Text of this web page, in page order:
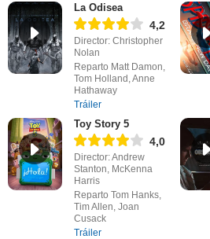
La Odisea
4,2
Director: Christopher
Nolan
Reparto Matt Damon,
Tom Holland, Anne
Hathaway
Tráiler
Toy Story 5
4,0
Director: Andrew
Stanton, McKenna
Harris
Reparto Tom Hanks,
Tim Allen, Joan
Cusack
Tráiler